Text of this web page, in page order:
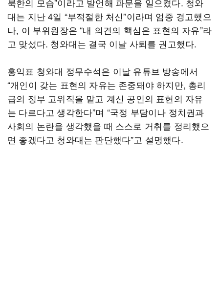
대는 지난 4일 “부적절한 처신”이라며 엄중 경고했으
나, 이 부위원장은 “내 의견의 핵심은 표현의 자유”라
고 맞섰다. 청와대는 결국 이날 사퇴를 권고했다.
홍익표 청와대 정무수석은 이날 유튜브 방송에서
“개인이 갖는 표현의 자유는 존중돼야 하지만, 총리
급의 정부 고위직을 맡고 계신 공인의 표현의 자유
는 다르다고 생각한다”며 “국정 부담이나 정치권과
사회의 논란을 생각했을 때 스스로 거취를 정리했으
면 좋겠다고 청와대는 판단했다”고 설명했다.